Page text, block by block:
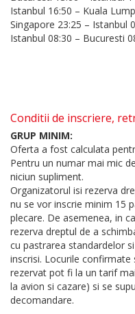
Istanbul 16:50 – Kuala
Singapore 23:25 – Istanbul
Istanbul 08:30 – Bucuresti
Conditii de inscriere,
GRUP MINIM:
Oferta a fost calculata
Pentru un numar mai mic
niciun supliment.
Organizatorul isi rezerva
nu se vor inscrie minim 15
plecare. De asemenea, in
rezerva dreptul de a
cu pastrarea standardelor
inscrisi. Locurile
rezervat pot fi la un tarif
la avion si cazare) si se
decomandare.